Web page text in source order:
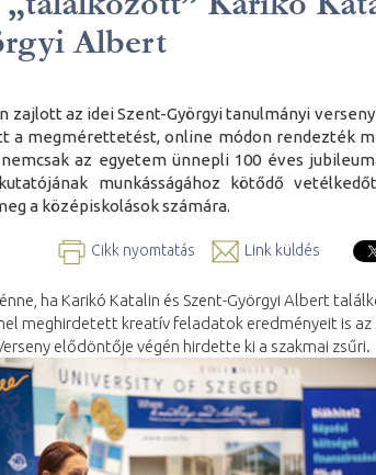
Albert
zajlott az idei Szent-Györgyi tanulmányi
a megmérettetést, online módon rendezték
az egyetem ünnepli 100 éves
munkásságához kötődő
a középiskolások számára.
Cikk nyomtatás Link küldés
ha Karikó Katalin és Szent-Györgyi Albert
meghirdetett kreatív feladatok eredményeit is az
elődöntője végén hirdette ki a szakmai zsűri.